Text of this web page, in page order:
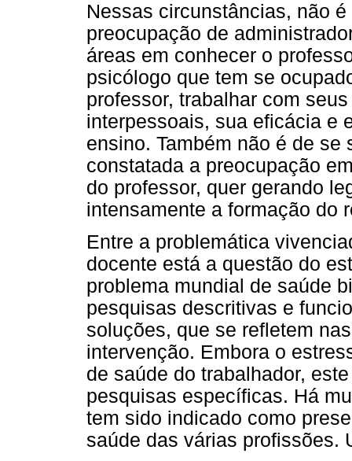
Nessas circunstâncias, não
preocupação de
áreas em conhecer o
psicólogo que tem se
professor, trabalhar com
interpessoais, sua eficácia e
ensino. Também não é de
constatada a preocupação
do professor, quer gerando
intensamente a formação do
Entre a problemática
docente está a questão do
problema mundial de saúde
pesquisas descritivas e
soluções, que se refletem
intervenção. Embora o
de saúde do trabalhador,
pesquisas específicas. Há
tem sido indicado como
saúde das várias profissões.